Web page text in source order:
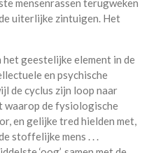
mensenrassen terugweken
uiterlijke zintuigen. Het
het geestelijke element in de
en psychische
de cyclus zijn loop naar
de fysiologische
en gelijke tred hielden met,
stoffelijke mens . . .